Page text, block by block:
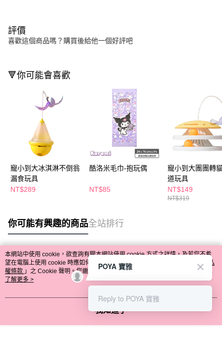
評價
喜歡這個商品嗎？購買後給他一個好評吧
🔻你可能會喜歡
寵小到大冰淇淋不倒翁
漏食玩具
NT$289
酷洛米毛巾-抱玩偶
NT$85
寵小到大團團轉
道玩具
NT$149
NT$319
你可能有興趣的商品全站排行
熱門標籤
本網站中使用 cookie，欲查詢有關本網站使用 cookie 方式之詳情，及若您不希
望在電腦上使用 cookie 時應如何變更電腦的 cookie 設定，請參閱本網站「 隱私
權條款 」之 Cookie 聲明。您繼續使用本網站即表示您同意本公司得按本網站使
用條款之 Cookie 聲明使用 cookie。
了解更多 >
我知道了
POYA 寶雅
Reply to POYA 寶雅